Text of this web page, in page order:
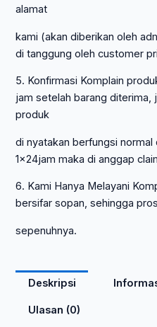
alamat
kami (akan diberikan oleh
di tanggung oleh customer
5. Konfirmasi Komplain
jam setelah barang diterima,
produk
di nyatakan berfungsi
1x24jam maka di anggap
6. Kami Hanya Melayani
bersifar sopan, sehingga
sepenuhnya.
Deskripsi
Ulasan (0)